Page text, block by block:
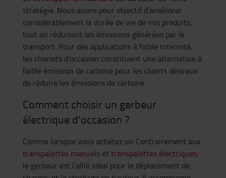
stratégie. Nous avons pour objectif d’améliorer
considérablement la durée de vie de nos produits,
tout en réduisant les émissions générées par le
transport. Pour des applications à faible intensité,
les chariots d'occasion constituent une alternative à
faible émission de carbone pour les clients désireux
de réduire les émissions de carbone.
Comment choisir un gerbeur
électrique d'occasion ?
Comme lorsque vous achetez un Contrairement aux
transpalettes manuels et transpalettes électriques,
le gerbeur est l’allié idéal pour le déplacement de